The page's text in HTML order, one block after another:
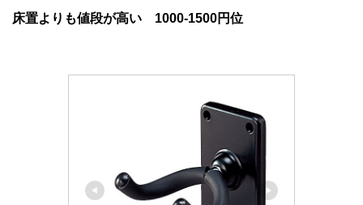
床置よりも値段が高い 1000-1500円位